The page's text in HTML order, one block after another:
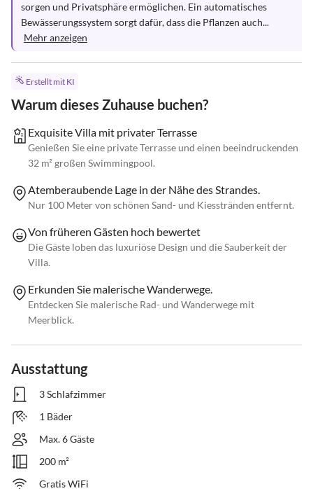
sorgen und Privatsphäre ermöglichen. Ein automatisches
Bewässerungssystem sorgt dafür, dass die Pflanzen auch...
Mehr anzeigen
Erstellt mit KI
Warum dieses Zuhause buchen?
Exquisite Villa mit privater Terrasse
Genießen Sie eine private Terrasse und einen beeindruckenden
32 m² großen Swimmingpool.
Atemberaubende Lage in der Nähe des Strandes.
Nur 100 Meter von schönen Sand- und Kiesstränden entfernt.
Von früheren Gästen hoch bewertet
Die Gäste loben das luxuriöse Design und die Sauberkeit der
Villa.
Erkunden Sie malerische Wanderwege.
Entdecken Sie malerische Rad- und Wanderwege mit
Meerblick.
Ausstattung
3 Schlafzimmer
1 Bäder
Max. 6 Gäste
200 m²
Gratis WiFi